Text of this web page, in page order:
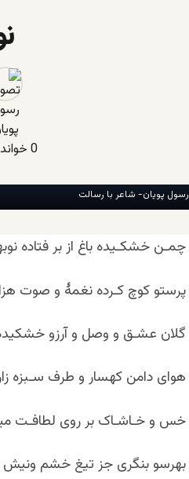
0خواندن
رسول پویان- شاعر با رسالت
چمـن خشکـیده باغ از بر فتاده
پرستو کوچ کـرده نغمۀ و صوت
گلان عشـق و وصل و آرزو
هوای دامن کهسار و طرف سـبزه
خس و خـاشـاک بر روی لطافـت
بهرسو بنگری جز تیغ خشم